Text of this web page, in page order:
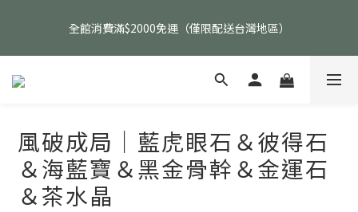
品除外）
全館消費滿$2000免運（僅限配送台灣地區）
父親節活動｜指定品項任選兩件88折（礦標｜高品水晶｜客製化商
風破成局｜藍虎眼石＆彼得石
＆海藍寶＆黑金骨幹＆金運石
＆茶水晶